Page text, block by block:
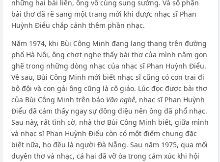
những hai bài liền, ông vô cùng sung sướng. Và số phận
bài thơ đã rẽ sang một trang mới khi được nhạc sĩ Phan
Huỳnh Điểu chắp cánh thêm phần nhạc.
Năm 1974, khi Bùi Công Minh đang lang thang trên đường
phố Hà Nội, ông chợt nghe thấy bài thơ của mình nằm gọn
ghẽ trong những dòng nhạc của nhạc sĩ Phan Huỳnh Điểu.
Về sau, Bùi Công Minh mới biết nhạc sĩ cũng có con trai đi
bộ đội và con gái ông cũng là cô giáo. Lúc đọc được bài thơ
của Bùi Công Minh trên báo Văn nghệ, nhạc sĩ Phan Huỳnh
Điểu đã cảm thấy ngay sự đồng điệu nên ông đã phổ nhạc.
Sau này, rất tình cờ, nhà thơ Bùi Công Minh biết, giữa mình
và nhạc sĩ Phan Huỳnh Điểu còn có một điểm chung đặc
biệt nữa, họ đều là người Đà Nẵng. Sau năm 1975, qua mối
duyên thơ và nhạc, cả hai đã vỡ òa trong cảm xúc khi hội